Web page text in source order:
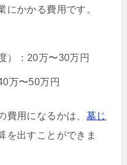
にかかる費用です。
）：20万〜30万円
万〜50万円
費用になるかは、 墓じ
を出すことができま